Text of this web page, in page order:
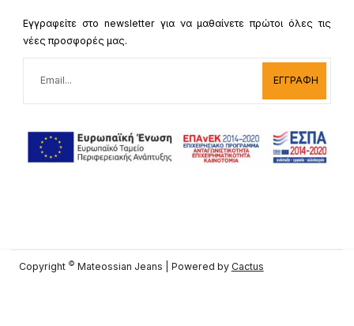
Εγγραφείτε στο newsletter για να μαθαίνετε πρώτοι όλες τις
νέες προσφορές μας.
ΕΓΓΡΑΦΗ
Copyright © Mateossian Jeans | Powered by Cactus